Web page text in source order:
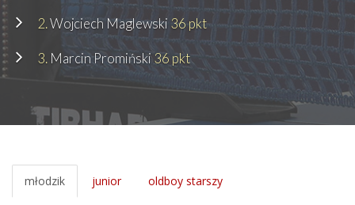
2.Wojciech Maglewski 36 pkt
3. Marcin Promiński 36 pkt
młodzik junior oldboy starszy